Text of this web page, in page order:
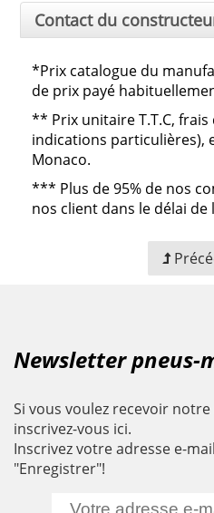
Contact du
*Prix catalogue du
de prix payé
** Prix unitaire T.T.C,
indications particulières),
Monaco.
*** Plus de 95% de nos
nos client dans le délai
Newsletter pneus-
Si vous voulez recevoir
inscrivez-vous ici.
Inscrivez votre adresse e-
"Enregistrer"!